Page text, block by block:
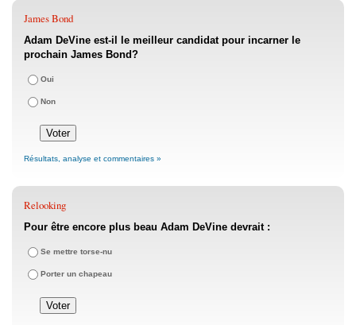
James Bond
Adam DeVine est-il le meilleur candidat pour incarner le
prochain James Bond?
Oui
Non
Résultats, analyse et commentaires »
Relooking
Pour être encore plus beau Adam DeVine devrait :
Se mettre torse-nu
Porter un chapeau